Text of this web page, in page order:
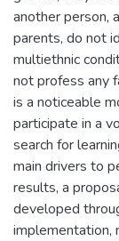
another person,
parents, do not
multiethnic
not profess any
is a noticeable
participate in a
search for
main drivers to
results, a
developed
implementation,